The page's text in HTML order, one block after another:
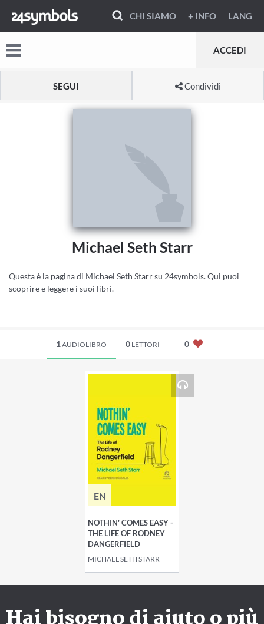
CHI SIAMO + INFO LANG
ACCEDI
SEGUI Condividi
Michael Seth Starr
Questa è la pagina di Michael Seth Starr su 24symbols. Qui puoi
scoprire e leggere i suoi libri.
1 AUDIOLIBRO 0 LETTORI 0
EN
NOTHIN' COMES EASY -
THE LIFE OF RODNEY
DANGERFIELD
MICHAEL SETH STARR